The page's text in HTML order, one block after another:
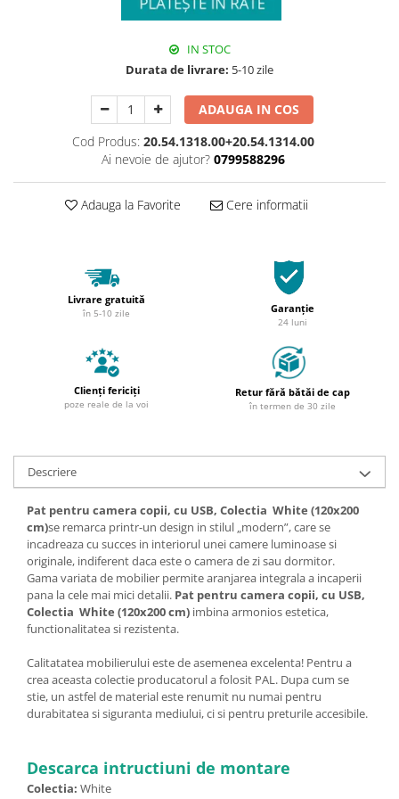
IN STOC
Durata de livrare: 5-10 zile
ADAUGA IN COS
Cod Produs: 20.54.1318.00+20.54.1314.00
Ai nevoie de ajutor? 0799588296
Adauga la Favorite Cere informatii
Livrare gratuită
în 5-10 zile Garanție
24 luni
Clienți fericiți
poze reale de la voi
Retur fără bătăi de cap
în termen de 30 zile
Descriere
Pat pentru camera copii, cu USB, Colectia White (120x200
cm)se remarca printr-un design in stilul „modern”, care se
incadreaza cu succes in interiorul unei camere luminoase si
originale, indiferent daca este o camera de zi sau dormitor.
Gama variata de mobilier permite aranjarea integrala a incaperii
pana la cele mai mici detalii. Pat pentru camera copii, cu USB,
Colectia White (120x200 cm) imbina armonios estetica,
functionalitatea si rezistenta.
Calitatatea mobilierului este de asemenea excelenta! Pentru a
crea aceasta colectie producatorul a folosit PAL. Dupa cum se
stie, un astfel de material este renumit nu numai pentru
durabitatea si siguranta mediului, ci si pentru preturile accesibile.
Descarca intructiuni de montare
Colectia: White